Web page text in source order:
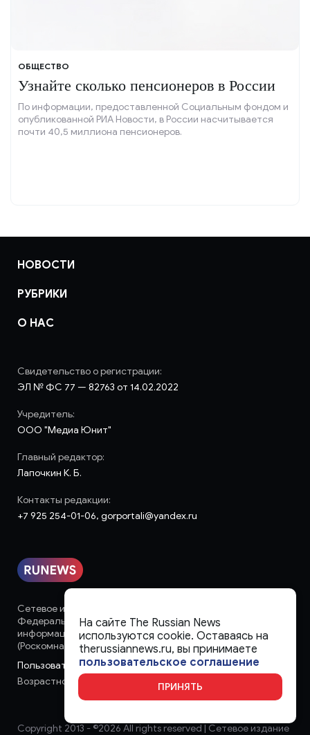
ОБЩЕСТВО
Узнайте сколько пенсионеров в России
По информации, предоставленной Социальным фондом и
опубликованной РИА Новости, в России насчитывается
почти 40,5 миллиона пенсионеров.
НОВОСТИ
РУБРИКИ
О НАС
Сетевое издание «runews» (18+) зарегистрировано в
Федеральной службе по надзору в сфере связи,
информационных технологий и массовых коммуникаций
(Роскомнадзор)
Пользовательское соглашение
Возрастное ограничение:
Свидетельство о регистрации:
ЭЛ № ФС 77 — 82763 от 14.02.2022
Учредитель:
ООО "Медиа Юнит"
Главный редактор:
Лапочкин К. Б.
Контакты редакции:
+7 925 254-01-06, gorportali@yandex.ru
Copyright 2013 - ©2026 All rights reserved | Сетевое издание
На сайте The Russian News
используются cookie. Оставаясь на
therussiannews.ru, вы принимаете
пользовательское соглашение
ПРИНЯТЬ